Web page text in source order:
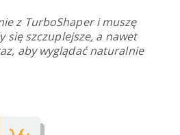
z TurboShaper i muszę
się szczuplejsze, a nawet
aby wyglądać naturalnie